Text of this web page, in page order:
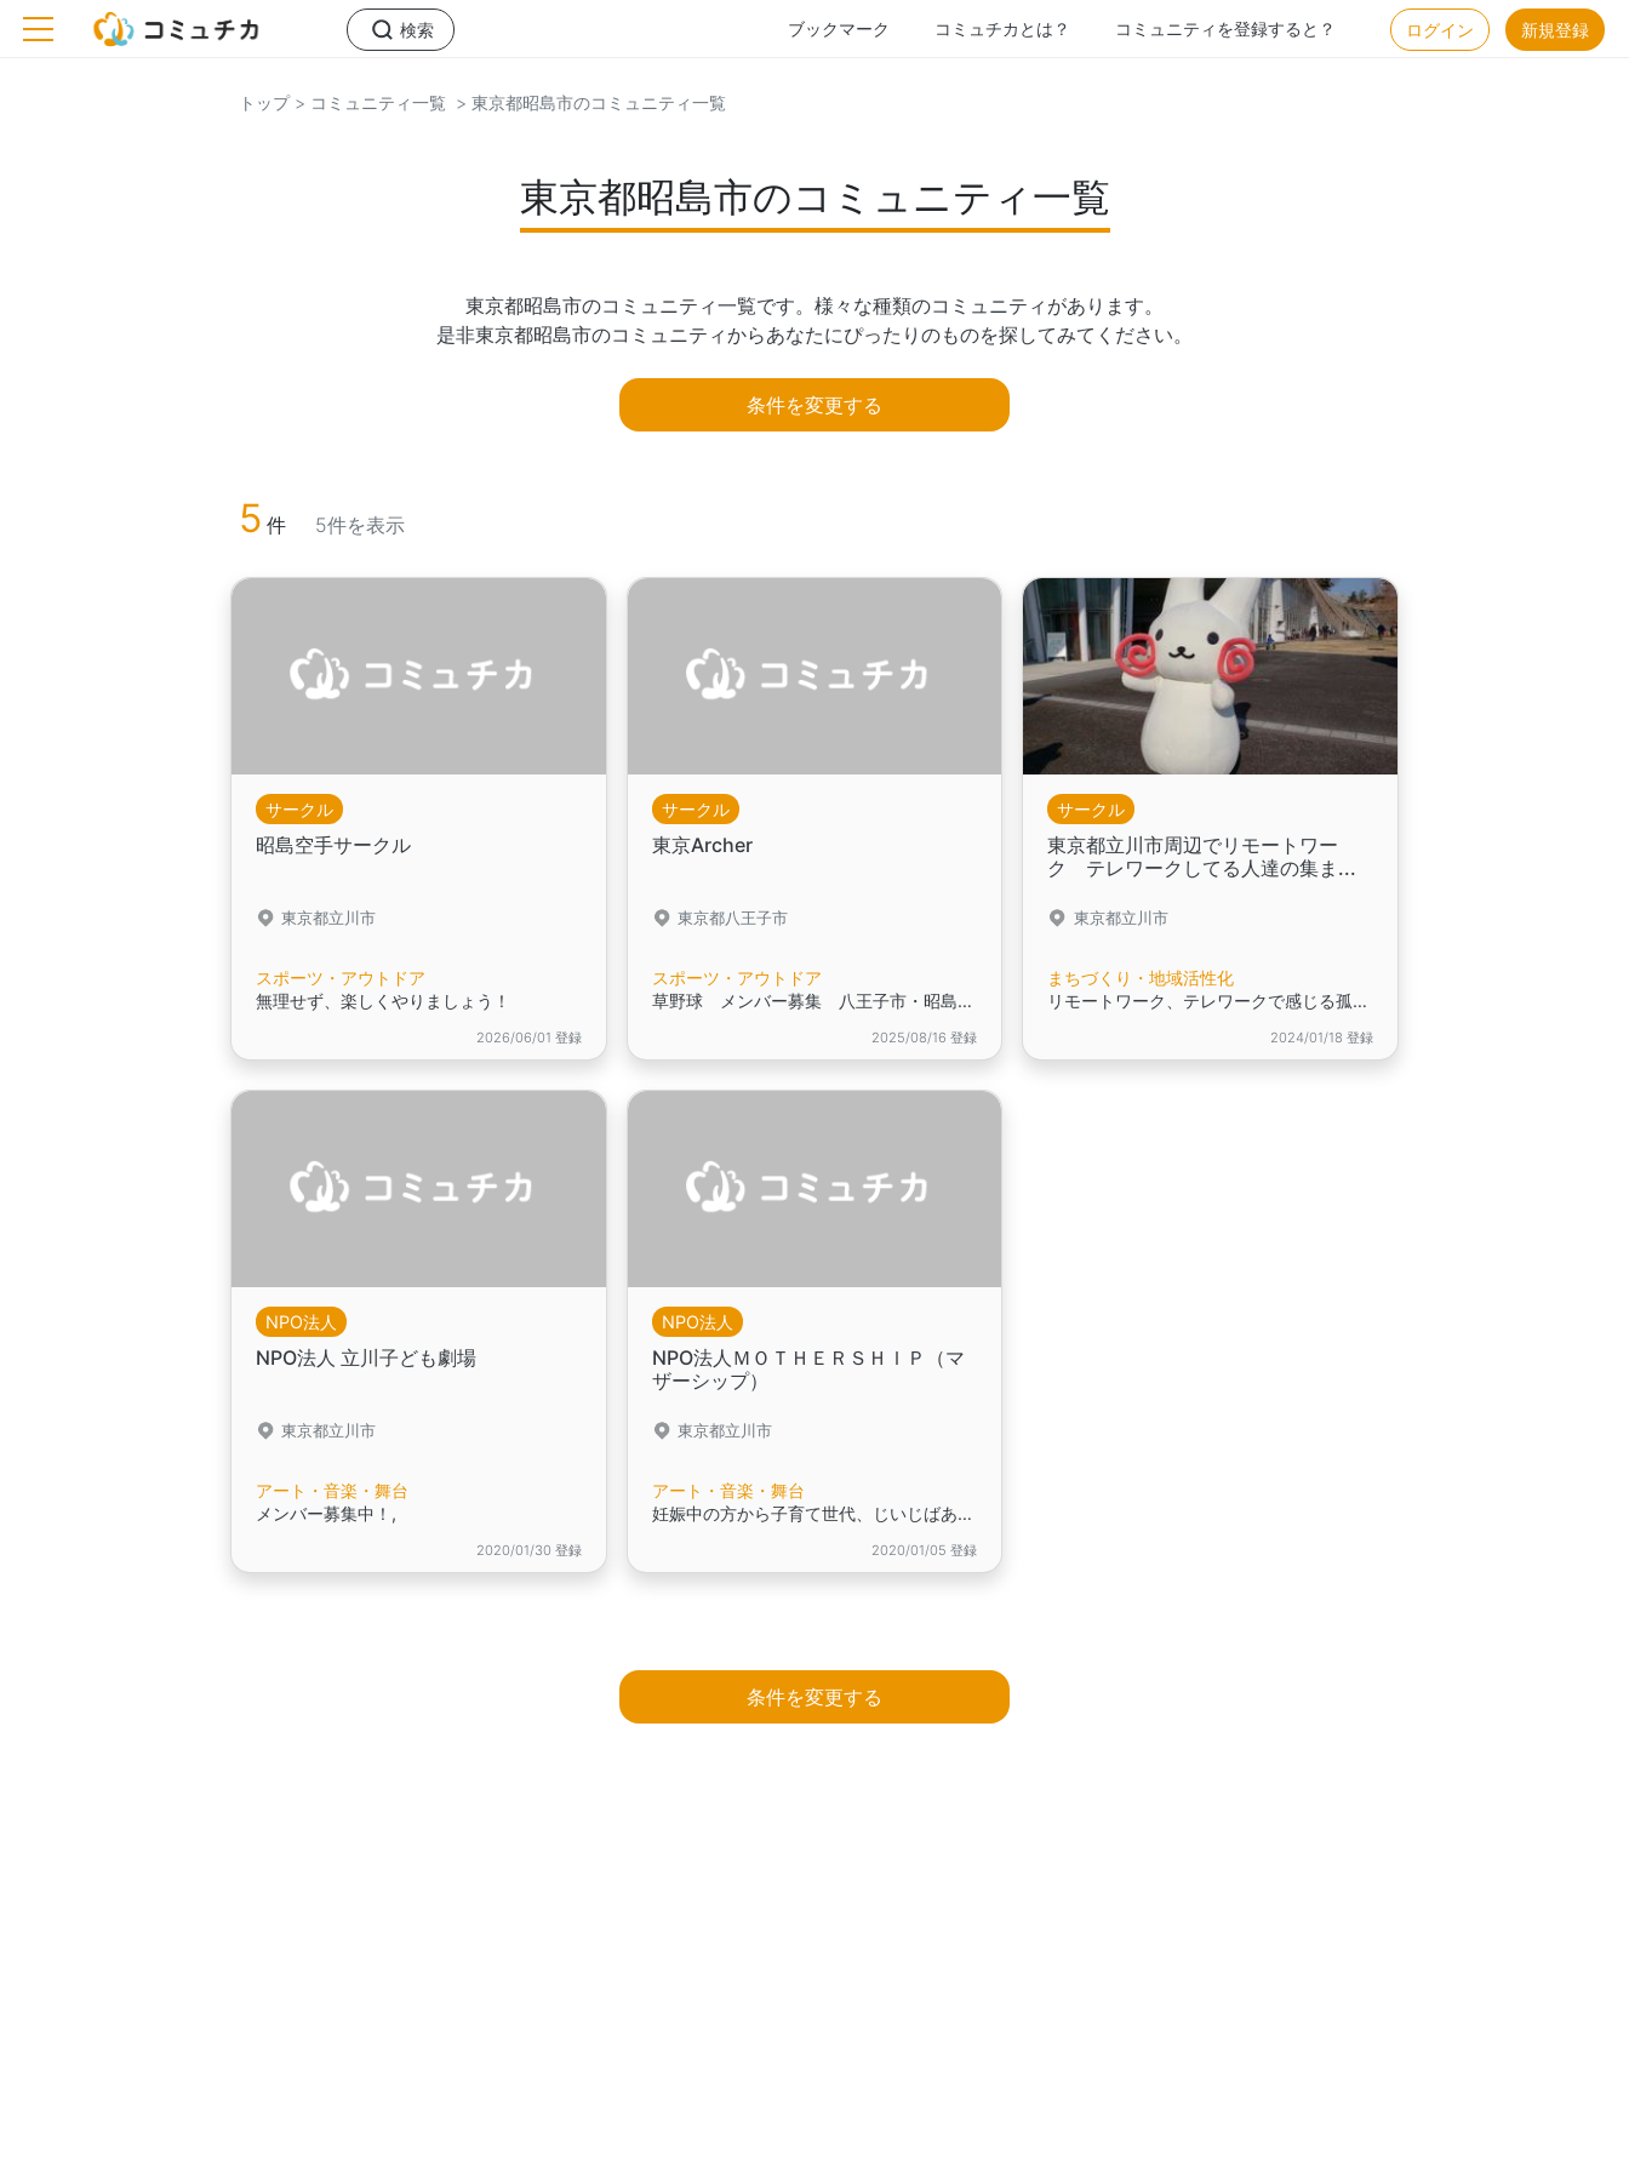
toggle navigation 検索 ブックマーク コミュチカとは？ コミュニティを登録すると？ ログイン 新規登録
トップ> コミュニティ一覧 > 東京都昭島市のコミュニティ一覧
東京都昭島市のコミュニティ一覧
東京都昭島市のコミュニティ一覧です。様々な種類のコミュニティがあります。
是非東京都昭島市のコミュニティからあなたにぴったりのものを探してみてください。
条件を変更する
5 件 5件を表示
サークル
昭島空手サークル
東京都立川市
スポーツ・アウトドア
無理せず、楽しくやりましょう！
2026/06/01 登録
サークル
東京Archer
東京都八王子市
スポーツ・アウトドア
草野球 メンバー募集 八王子市・昭島市で活動 毎週土日の日中（日曜日メイン）
2025/08/16 登録
サークル
東京都立川市周辺でリモートワー
ク テレワークしてる人達の集ま...
東京都立川市
まちづくり・地域活性化
リモートワーク、テレワークで感じる孤独感が軽減できる,近所の友達ができる
2024/01/18 登録
NPO法人
NPO法人 立川子ども劇場
東京都立川市
アート・音楽・舞台
メンバー募集中！,
2020/01/30 登録
NPO法人
NPO法人ＭＯＴＨＥＲＳＨＩＰ（マ
ザーシップ）
東京都立川市
アート・音楽・舞台
妊娠中の方から子育て世代、じいじばあばの世代までの地域でのつながりをお手伝い！,音楽イベント、ワークショップなど楽しいイベント開催中！,予防医学、健康増進のための
2020/01/05 登録
条件を変更する